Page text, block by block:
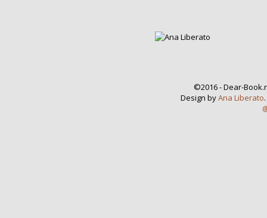
©2016 - Dear-
Design byAna Liberato